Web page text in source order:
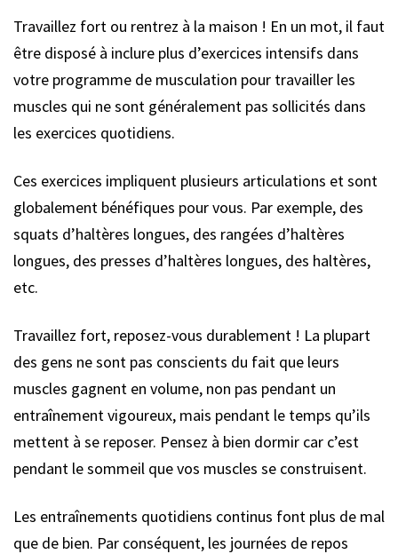
Travaillez fort ou rentrez à la maison ! En un mot, il faut
être disposé à inclure plus d’exercices intensifs dans
votre programme de musculation pour travailler les
muscles qui ne sont généralement pas sollicités dans
les exercices quotidiens.
Ces exercices impliquent plusieurs articulations et sont
globalement bénéfiques pour vous. Par exemple, des
squats d’haltères longues, des rangées d’haltères
longues, des presses d’haltères longues, des haltères,
etc.
Travaillez fort, reposez-vous durablement ! La plupart
des gens ne sont pas conscients du fait que leurs
muscles gagnent en volume, non pas pendant un
entraînement vigoureux, mais pendant le temps qu’ils
mettent à se reposer. Pensez à bien dormir car c’est
pendant le sommeil que vos muscles se construisent.
Les entraînements quotidiens continus font plus de mal
que de bien. Par conséquent, les journées de repos